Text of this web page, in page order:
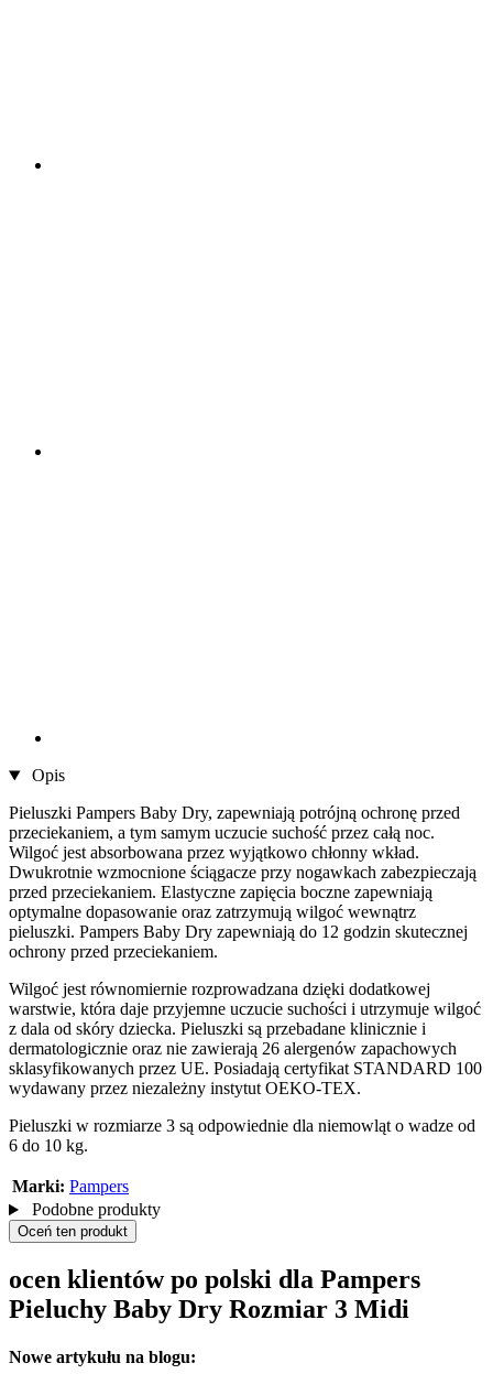
Opis
Pieluszki Pampers Baby Dry, zapewniają potrójną ochronę przed
przeciekaniem, a tym samym uczucie suchość przez całą noc.
Wilgoć jest absorbowana przez wyjątkowo chłonny wkład.
Dwukrotnie wzmocnione ściągacze przy nogawkach zabezpieczają
przed przeciekaniem. Elastyczne zapięcia boczne zapewniają
optymalne dopasowanie oraz zatrzymują wilgoć wewnątrz
pieluszki. Pampers Baby Dry zapewniają do 12 godzin skutecznej
ochrony przed przeciekaniem.
Wilgoć jest równomiernie rozprowadzana dzięki dodatkowej
warstwie, która daje przyjemne uczucie suchości i utrzymuje wilgoć
z dala od skóry dziecka. Pieluszki są przebadane klinicznie i
dermatologicznie oraz nie zawierają 26 alergenów zapachowych
sklasyfikowanych przez UE. Posiadają certyfikat STANDARD 100
wydawany przez niezależny instytut OEKO-TEX.
Pieluszki w rozmiarze 3 są odpowiednie dla niemowląt o wadze od
6 do 10 kg.
Marki: Pampers
Podobne produkty
Oceń ten produkt
ocen klientów po polski dla Pampers
Pieluchy Baby Dry Rozmiar 3 Midi
Nowe artykułu na blogu: